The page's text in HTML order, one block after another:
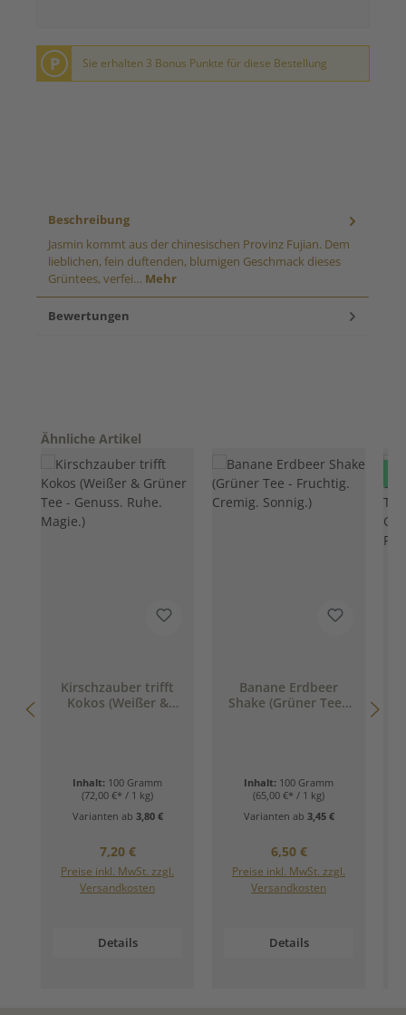
P Sie erhalten 3 Bonus Punkte für diese Bestellung
Beschreibung
Jasmin kommt aus der chinesischen Provinz Fujian. Dem
lieblichen, fein duftenden, blumigen Geschmack dieses
Grüntees, verfei… Mehr
Bewertungen
Produktgalerie überspringen
Ähnliche Artikel
Kirschzauber trifft
Kokos (Weißer &
Inhalt: 100 Gramm
(72,00 €* / 1 kg)
Varianten ab 3,80 €
Regulärer Preis:
7,20 €
Preise inkl. MwSt. zzgl.
Versandkosten
Details
Banane Erdbeer
Shake (Grüner Tee -
Inhalt: 100 Gramm
(65,00 €* / 1 kg)
Varianten ab 3,45 €
Regulärer Preis:
6,50 €
Preise inkl. MwSt. zzgl.
Versandkosten
Details